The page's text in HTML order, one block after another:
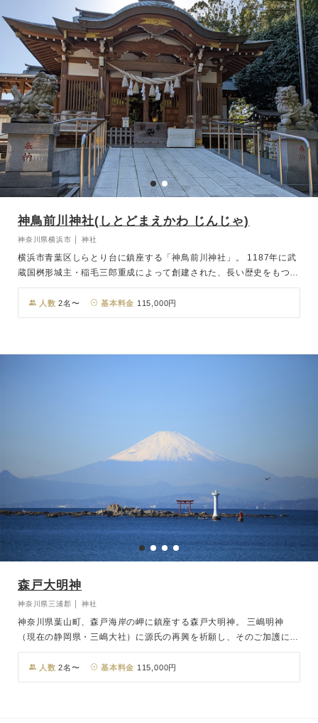
神聖な雰囲気の中で心に残る誓いの儀を叶えられます。 由緒と自然
が調和した神前式は、格式と温かみを兼ね備えた特別な一日を演出し
てくれます。
神鳥前川神社(しとどまえかわ じんじゃ)
神奈川県横浜市 │ 神社
横浜市青葉区しらとり台に鎮座する「神鳥前川神社」。 1187年に武
蔵国桝形城主・稲毛三郎重成によって創建された、長い歴史をもつ神
社です。 境内には清らかな空気が満ち、日々の喧騒を忘れ心静かに
お過ごしいただけます。 出世・良縁の神である日本武尊（ヤマトタ
ケルノミコト）と弟橘比売命（オトタチバナヒメノミコト）、 企
人数 2名〜 基本料金 115,000円
森戸大明神
神奈川県三浦郡 │ 神社
神奈川県葉山町、森戸海岸の岬に鎮座する森戸大明神。 三嶋明神
（現在の静岡県・三嶋大社）に源氏の再興を祈願し、そのご加護によ
って天下を治めた源頼朝公 が、治承4（1180）年に鎌倉に近いここ
葉山の聖地に三嶋明神の御分霊を歓請して創建。長く謝恩 の誠をさ
さげ、災厄が生じると加持祈祷が行われたと伝えられます。 開運・
人数 2名〜 基本料金 115,000円